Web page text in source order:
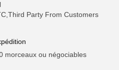
Party From Customers
morceaux ou négociables